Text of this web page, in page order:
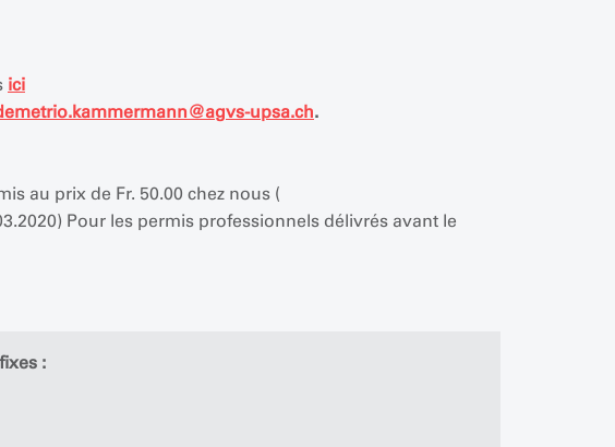
ici
@agvs-upsa.ch.
au prix de Fr. 50.00 chez nous (
Pour les permis professionnels délivrés avant le
: